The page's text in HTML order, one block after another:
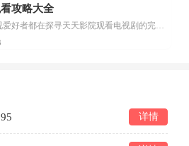
攻略大全
不少影视爱好者都在探寻天天影院观看电视剧的完整方法，结合最新平台使用规则，本篇新手入门攻略全面讲解观看渠道、检索流程、播放设置以及画面模式调整等实用内容。全文适配手机、电脑等主流设备，步骤简洁易懂，无论是初次使用的新手，还是想要优化观影体验的用户，都能参照内容快速上手，熟练掌握平台各项操作技巧，轻松畅享影视内容。...
详情